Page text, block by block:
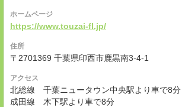
ホームページ
https://www.touzai-fl.jp/
住所
〒2701369 千葉県印西市鹿黒南3-4-1
アクセス
北総線 千葉ニュータウン中央駅より車で8分
成田線 木下駅より車で8分